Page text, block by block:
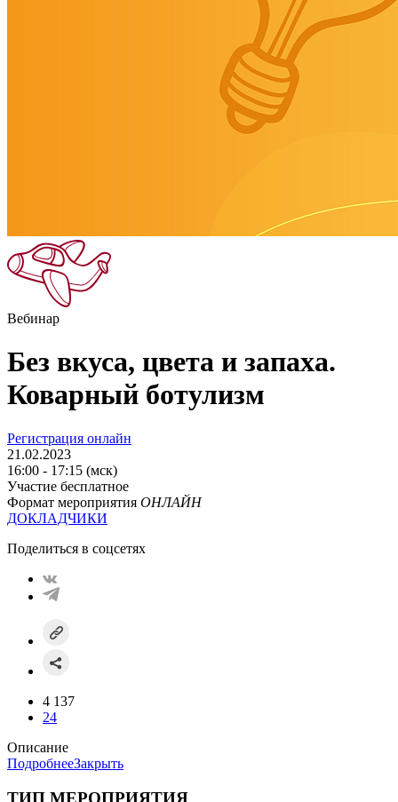
Вебинар
Без вкуса, цвета и запаха.
Коварный ботулизм
Регистрация онлайн
21.02.2023
16:00 - 17:15 (мск)
Участие бесплатное
Формат мероприятия ОНЛАЙН
ДОКЛАДЧИКИ
Поделиться в соцсетях
4 137
24
Описание
ПодробнееЗакрыть
ТИП МЕРОПРИЯТИЯ